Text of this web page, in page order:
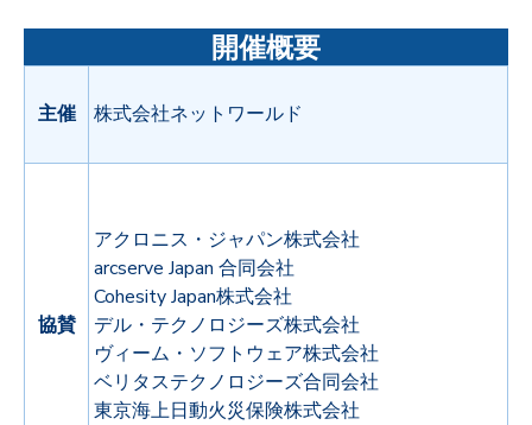
開催概要
主催 株式会社ネットワールド
協賛
アクロニス・ジャパン株式会社
arcserve Japan 合同会社
Cohesity Japan株式会社
デル・テクノロジーズ株式会社
ヴィーム・ソフトウェア株式会社
ベリタステクノロジーズ合同会社
東京海上日動火災保険株式会社